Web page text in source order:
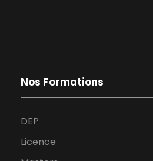
Nos Formations
DEP
Licence